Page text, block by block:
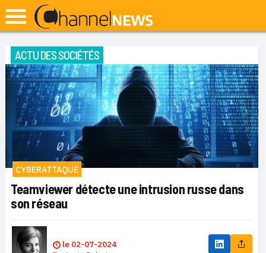
ACTU DES SOCIÉTÉS
CYBERATTAQUE
Teamviewer détecte une intrusion russe dans
son réseau
le 02-07-2024